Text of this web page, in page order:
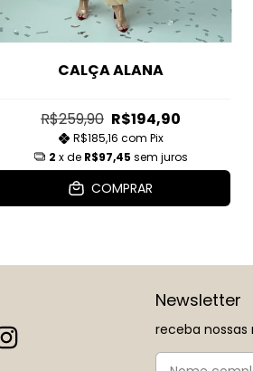
CALÇA ALANA
R$259,90 R$194,90
R$185,16 com Pix
2 x de R$97,45 sem juros
COMPRAR
Newsletter
receba nossas